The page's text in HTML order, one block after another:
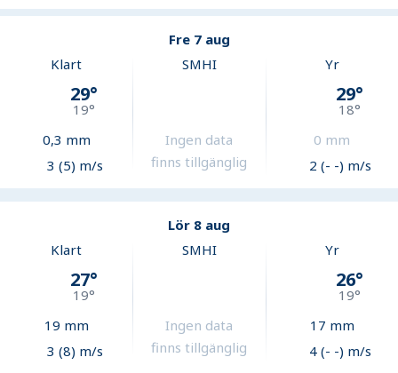
Fre 7 aug
Klart
29°
19°
0,3 mm
3 (5) m/s
SMHI
Ingen data
finns tillgänglig
Yr
29°
18°
0 mm
2 (- -) m/s
Lör 8 aug
Klart
27°
19°
19 mm
3 (8) m/s
SMHI
Ingen data
finns tillgänglig
Yr
26°
19°
17 mm
4 (- -) m/s